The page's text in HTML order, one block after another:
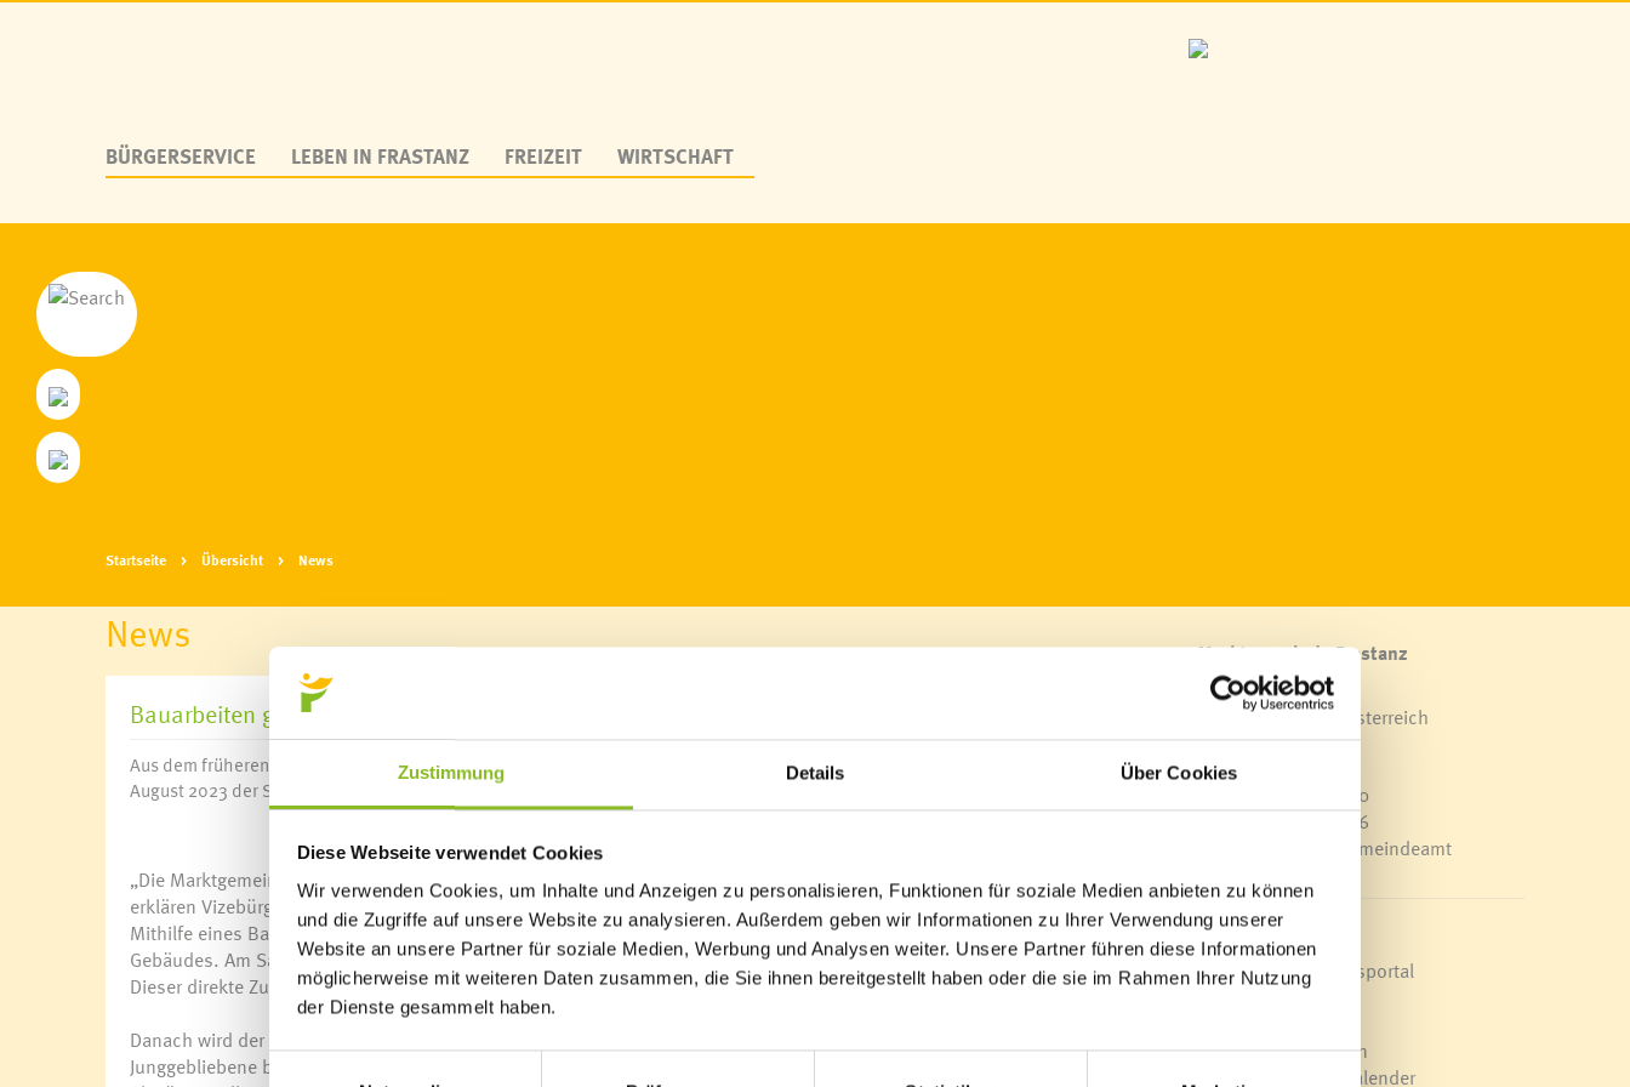
Zustimmung Details Über Cookies
Diese Webseite verwendet Cookies
Wir verwenden Cookies, um Inhalte und Anzeigen zu personalisieren, Funktionen für soziale Medien anbieten zu können
und die Zugriffe auf unsere Website zu analysieren. Außerdem geben wir Informationen zu Ihrer Verwendung unserer
Website an unsere Partner für soziale Medien, Werbung und Analysen weiter. Unsere Partner führen diese Informationen
möglicherweise mit weiteren Daten zusammen, die Sie ihnen bereitgestellt haben oder die sie im Rahmen Ihrer Nutzung
der Dienste gesammelt haben.
Einwilligungsauswahl
BÜRGERSERVICE LEBEN IN FRASTANZ FREIZEIT WIRTSCHAFT
Startseite Übersicht News
News
Bauarbeiten gestartet
Aus dem früheren Skaterplatz hinterm Gemeindepark entsteht ein „Outdoor Fun Space“. Mit den Baggerarbeiten erfolgte am 21.
August 2023 der Start zur Umgestaltung.
„Die Marktgemeinde Frastanz errichtet direkt im Ortszentrum einen Outdoor Fun Space mit verschiedenen Attraktionen“,
erklären Vizebürgermeisterin Mag. Michaela Gort und Gemeinderätin Mag. Andrea Lins-Gabriel vom Jugendausschuss.
Mithilfe eines Baggers entsteht derzeit eine Zufahrtsstraße zur Samina und zum unteren Teil des Friedhof-Service-
Gebäudes. Am Samina-Ufer werden Blocksteine verlegt, um einen stufenförmigen Zugang zum Bachbett zu schaffen.
Dieser direkte Zugang zum Wasser bietet speziell an heißen Tagen Erfrischung an.
Danach wird der ehemalige Skaterplatz mit seinen 650 m² neu gestaltet. Ideen dazu brachten 70 Junge und
Junggebliebene bereits vor drei Jahren ein. Damals rief die Marktgemeinde Frastanz dazu auf, Ideen zu entwickeln. Nach
Marktgemeinde Frastanz
Sägenplatz 1
A-6820 Frastanz, Österreich
Lageplan
0043 5522 51534-0
F 0043 5522 51534-6
E-Mail an das Gemeindeamt
Schnellzugriff
Veröffentlichungsportal
Bürgermeldungen
Veranstaltungskalender